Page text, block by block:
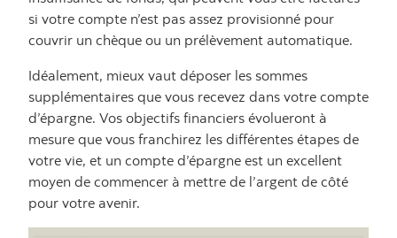
si votre compte n’est pas assez provisionné pour
couvrir un chèque ou un prélèvement automatique.
Idéalement, mieux vaut déposer les sommes
supplémentaires que vous recevez dans votre compte
d’épargne. Vos objectifs financiers évolueront à
mesure que vous franchirez les différentes étapes de
votre vie, et un compte d’épargne est un excellent
moyen de commencer à mettre de l’argent de côté
pour votre avenir.